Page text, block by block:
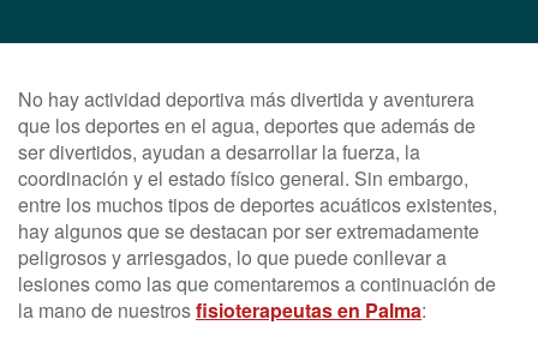
No hay actividad deportiva más divertida y aventurera
que los deportes en el agua, deportes que además de
ser divertidos, ayudan a desarrollar la fuerza, la
coordinación y el estado físico general. Sin embargo,
entre los muchos tipos de deportes acuáticos existentes,
hay algunos que se destacan por ser extremadamente
peligrosos y arriesgados, lo que puede conllevar a
lesiones como las que comentaremos a continuación de
la mano de nuestrosfisioterapeutas en Palma: